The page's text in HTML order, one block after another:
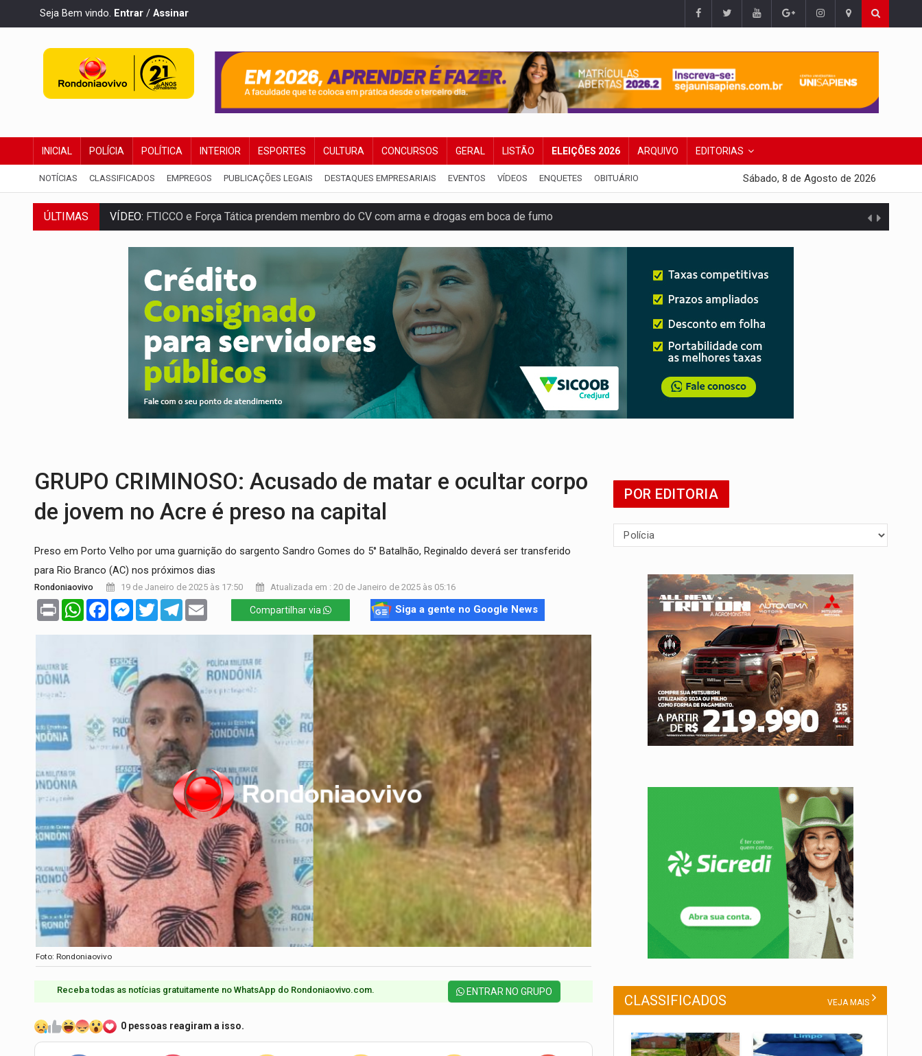
Seja Bem vindo. Entrar / Assinar
INICIAL POLÍCIA POLÍTICA INTERIOR ESPORTES CULTURA CONCURSOS GERAL LISTÃO ELEIÇÕES 2026 ARQUIVO EDITORIAS
NOTÍCIAS CLASSIFICADOS EMPREGOS PUBLICAÇÕES LEGAIS DESTAQUES EMPRESARIAIS EVENTOS VÍDEOS ENQUETES OBITUÁRIO Sábado, 8 de Agosto de 2026
ÚLTIMAS
VÍDEO:FTICCO e Força Tática prendem membro do CV com arma e drogas em boca de fumo
INCLUSÃO:Prefeitura fortalece parceria com a APAE para ampliar ações voltadas a PCD's
DEFESA:Exército testa inovações no combate a drones durante exercício antiaéreo
TEMAS SOCIOAMBIENTAIS:Em Itapuã do Oeste, CINEMAZÔNIA leva cinema amazônico a estudantes na escola
PREVISÃO: Interior de Rondônia terá sábado (8) de calor intenso e tempo firme
INFRAESTRUTURA:Após quase 30 anos de espera, asfalto chega ao bairro Nova Esperança
A ILHA:Coreografia de Rondônia estreia na programação do Festival de Dança de Joinville
ELEIÇÕES 2026:Sgt. Mouza esclarece 'erro de digitação' em declaração de patrimônio de R$ 29 mi
Sinjur parabeniza servidores pelo adicional de incentivo com efeitos retroativos
GRUPO CRIMINOSO: Acusado de matar e ocultar corpo
de jovem no Acre é preso na capital
Preso em Porto Velho por uma guarnição do sargento Sandro Gomes do 5° Batalhão, Reginaldo deverá ser transferido
para Rio Branco (AC) nos próximos dias
Rondoniaovivo 19 de Janeiro de 2025 às 17:50 Atualizada em : 20 de Janeiro de 2025 às 05:16
Print WhatsAppFacebookMessenger
TwitterTelegram Compartilhar via Siga a gente no Google News
Foto: Rondoniaovivo
Receba todas as notícias gratuitamente no WhatsApp do Rondoniaovivo.com.​ ENTRAR NO GRUPO
0 pessoas reagiram a isso.
POR EDITORIA
CLASSIFICADOS VEJA MAIS